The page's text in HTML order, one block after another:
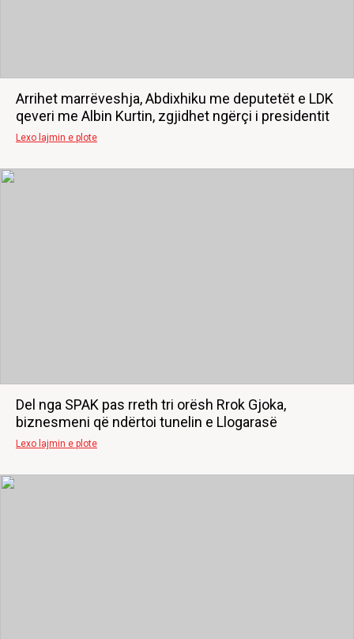
Arrihet marrëveshja, Abdixhiku me deputetët e LDK
qeveri me Albin Kurtin, zgjidhet ngërçi i presidentit
Lexo lajmin e plote
Del nga SPAK pas rreth tri orësh Rrok Gjoka,
biznesmeni që ndërtoi tunelin e Llogarasë
Lexo lajmin e plote